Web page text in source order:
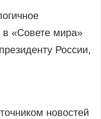
в «Совете мира»
России,
новостей